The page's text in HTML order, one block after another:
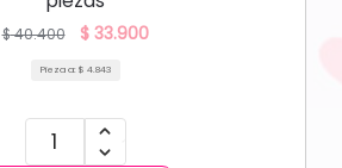
$40.400 $33.900
Pieza a: $ 4.843